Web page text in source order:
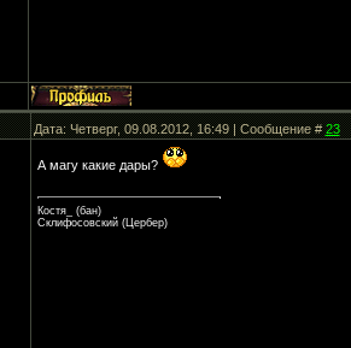
Дата: Четверг, 09.08.2012, 16:49 | Сообщение #23
А магу какие дары?
Костя_ (бан)
Склифосовский (Цербер)